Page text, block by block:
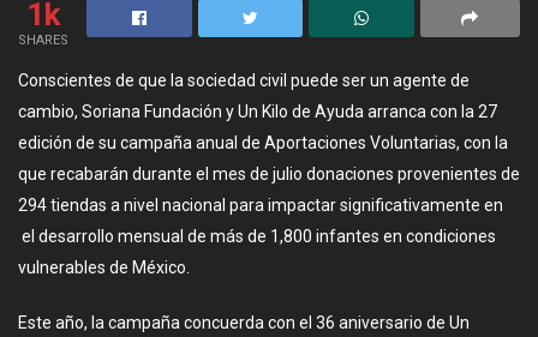
1k
SHARES
Conscientes de que la sociedad civil puede ser un agente de
cambio, Soriana Fundación y Un Kilo de Ayuda arranca con la 27
edición de su campaña anual de Aportaciones Voluntarias, con la
que recabarán durante el mes de julio donaciones provenientes de
294 tiendas a nivel nacional para impactar significativamente en
el desarrollo mensual de más de 1,800 infantes en condiciones
vulnerables de México.
Este año, la campaña concuerda con el 36 aniversario de Un